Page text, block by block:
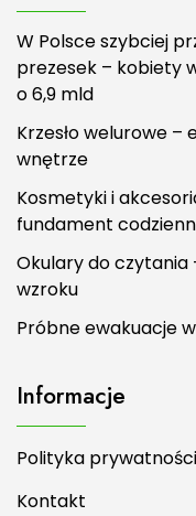
W Polsce szybciej
prezesek – kobiety
o 6,9 mld
Krzesło welurowe
wnętrze
Kosmetyki i
fundament
Okulary do czytania
wzroku
Próbne ewakuacje
Informacje
Polityka prywatności
Kontakt